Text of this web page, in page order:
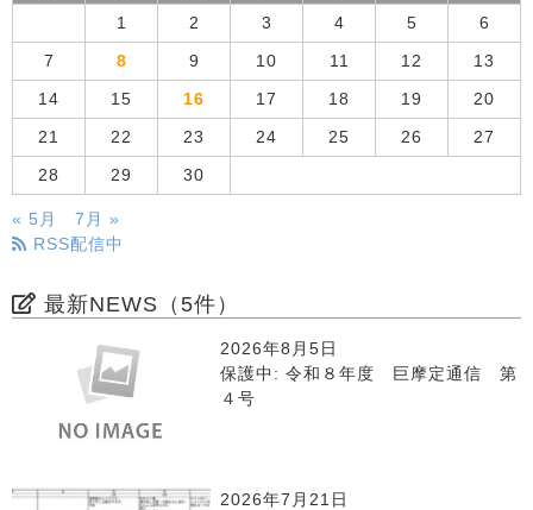
1 2 3 4 5 6
7 8 9 10 11 12 13
14 15 16 17 18 19 20
21 22 23 24 25 26 27
28 29 30
« 5月
7月 »
RSS配信中
最新NEWS（5件）
2026年8月5日
保護中: 令和８年度 巨摩定通信 第
４号
2026年7月21日